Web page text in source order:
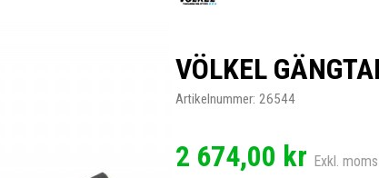
VÖLKEL
Artikelnummer: 26544
2 674,00 kr Exkl. moms